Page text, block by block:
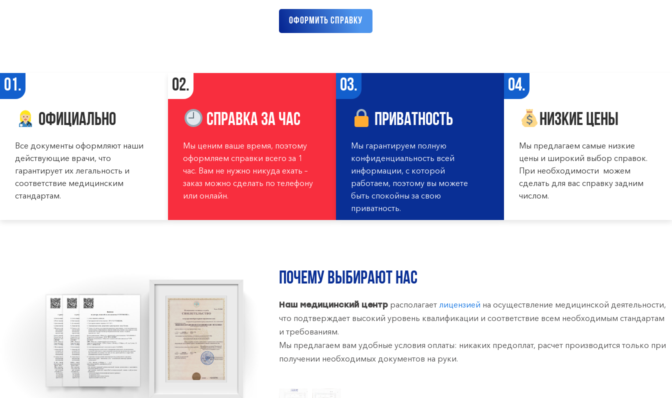
Оформить справку
01.
Официально
Все документы оформляют наши
действующие врачи, что
гарантирует их легальность и
соответствие медицинским
стандартам.
02.
Справка за час
Мы ценим ваше время, поэтому
оформляем справки всего за 1
час. Вам не нужно никуда ехать –
заказ можно сделать по телефону
или онлайн.
03.
Приватность
Мы гарантируем полную
конфиденциальность всей
информации, с которой
работаем, поэтому вы можете
быть спокойны за свою
приватность.
04.
Низкие цены
Мы предлагаем самые низкие
цены и широкий выбор справок.
При необходимости можем
сделать для вас справку задним
числом.
ПОЧЕМУ ВЫБИРАЮТ НАС
Наш медицинский центррасполагает лицензией на осуществление медицинской деятельности,
что подтверждает высокий уровень квалификации и соответствие всем необходимым стандартам
и требованиям.
Мы предлагаем вам удобные условия оплаты: никаких предоплат, расчет производится только при
получении необходимых документов на руки.